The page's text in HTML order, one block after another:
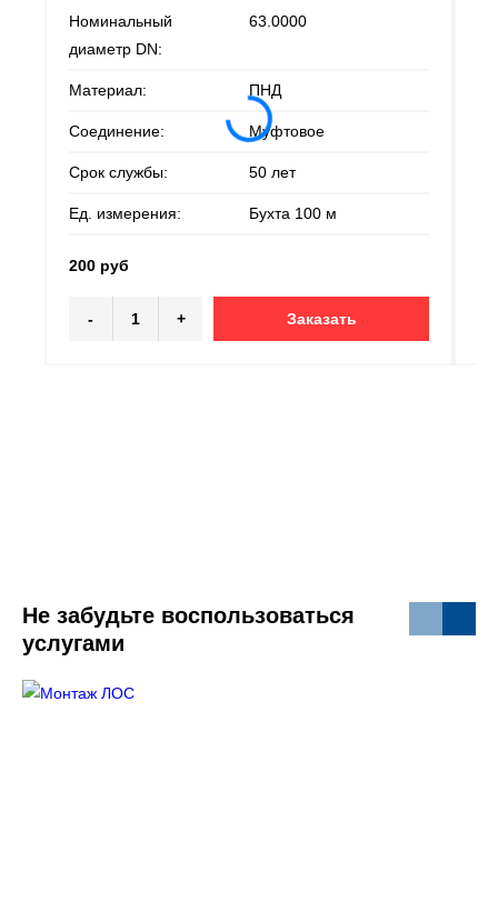
Номинальный
диаметр DN:
63.0000
Материал: ПНД
Соединение: Муфтовое
Срок службы: 50 лет
Ед. измерения: Бухта 100 м
200 руб
- + Заказать
Не забудьте воспользоваться
услугами